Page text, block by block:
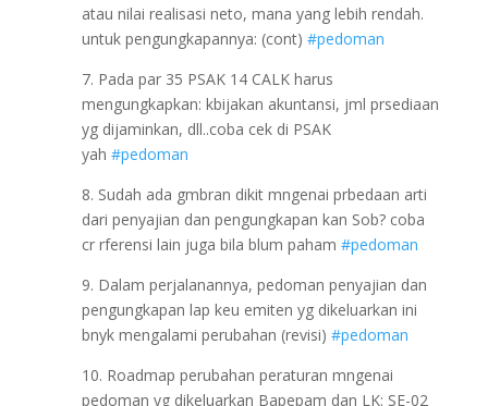
atau nilai realisasi neto, mana yang lebih rendah.
untuk pengungkapannya: (cont) #pedoman
7. Pada par 35 PSAK 14 CALK harus
mengungkapkan: kbijakan akuntansi, jml prsediaan
yg dijaminkan, dll..coba cek di PSAK
yah #pedoman
8. Sudah ada gmbran dikit mngenai prbedaan arti
dari penyajian dan pengungkapan kan Sob? coba
cr rferensi lain juga bila blum paham #pedoman
9. Dalam perjalanannya, pedoman penyajian dan
pengungkapan lap keu emiten yg dikeluarkan ini
bnyk mengalami perubahan (revisi) #pedoman
10. Roadmap perubahan peraturan mngenai
pedoman yg dikeluarkan Bapepam dan LK: SE-02